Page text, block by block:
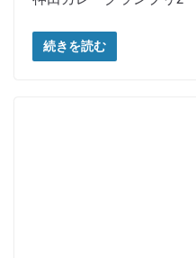
続きを読む